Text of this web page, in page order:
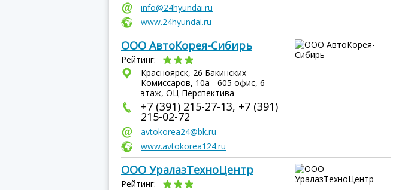
info@24hyundai.ru
www.24hyundai.ru
ООО АвтоКорея-Сибирь
Рейтинг:
Красноярск, 26 Бакинских
Комиссаров, 10а - 605 офис, 6
этаж, ОЦ Перспектива
+7 (391) 215-27-13, +7 (391)
215-02-72
avtokorea24@bk.ru
www.avtokorea124.ru
ООО УралазТехноЦентр
Рейтинг: